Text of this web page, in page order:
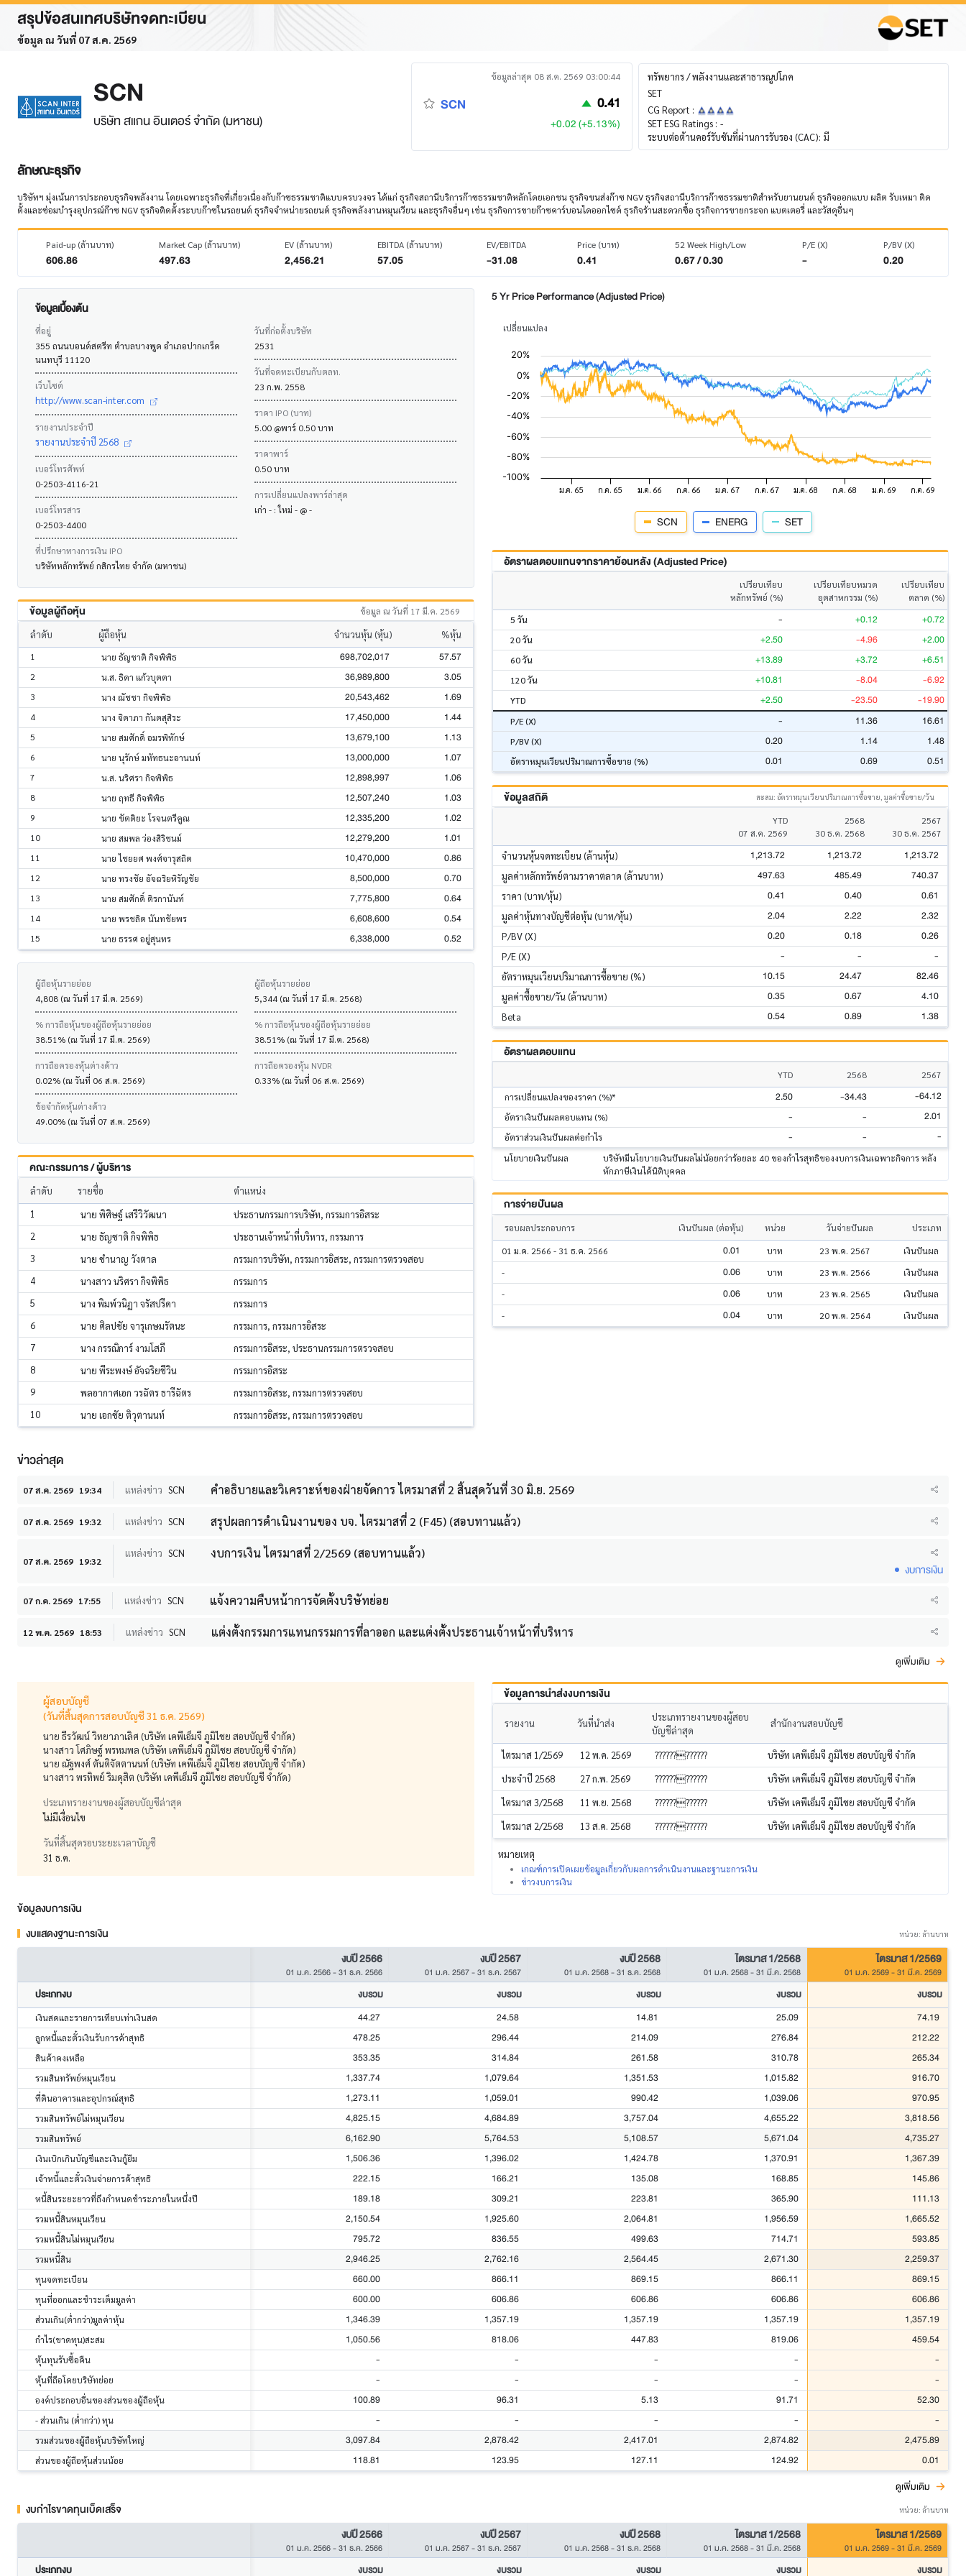
สรุปข้อสนเทศบริษัทจดทะเบียน
ข้อมูล ณ วันที่ 07 ส.ค. 2569
SCN
บริษัท สแกน อินเตอร์ จำกัด (มหาชน)
ข้อมูลล่าสุด 08 ส.ค. 2569 03:00:44
SCN 0.41
+0.02 (+5.13%)
ทรัพยากร / พลังงานและสาธารณูปโภค
SET
CG Report :
SET ESG Ratings : -
ระบบต่อต้านคอร์รับชันที่ผ่านการรับรอง (CAC): มี
ลักษณะธุรกิจ
บริษัทฯ มุ่งเน้นการประกอบธุรกิจพลังงาน โดยเฉพาะธุรกิจที่เกี่ยวเนื่องกับก๊าซธรรมชาติแบบครบวงจร ได้แก่ ธุรกิจสถานีบริการก๊าซธรรมชาติหลักโดยเอกชน ธุรกิจขนส่งก๊าซ NGV ธุรกิจสถานีบริการก๊าซธรรมชาติสำหรับยานยนต์ ธุรกิจออกแบบ ผลิต รับเหมา ติด
ตั้งและซ่อมบำรุงอุปกรณ์ก๊าซ NGV ธุรกิจติดตั้งระบบก๊าซในรถยนต์ ธุรกิจจำหน่ายรถยนต์ ธุรกิจพลังงานหมุนเวียน และธุรกิจอื่นๆ เช่น ธุรกิจการขายก๊าซคาร์บอนไดออกไซด์ ธุรกิจร้านสะดวกซื้อ ธุรกิจการขายกระจก แบตเตอรี่ และวัสดุอื่นๆ
Paid-up (ล้านบาท)
606.86
Market Cap (ล้านบาท)
497.63
EV (ล้านบาท)
2,456.21
EBITDA (ล้านบาท)
57.05
EV/EBITDA
-31.08
Price (บาท)
0.41
52 Week High/Low
0.67 / 0.30
P/E (X)
-
P/BV (X)
0.20
ข้อมูลเบื้องต้น
ที่อยู่
355 ถนนบอนด์สตรีท ตำบลบางพูด อำเภอปากเกร็ด
นนทบุรี 11120
เว็บไซต์
http://www.scan-inter.com
รายงานประจำปี
รายงานประจำปี 2568
เบอร์โทรศัพท์
0-2503-4116-21
เบอร์โทรสาร
0-2503-4400
ที่ปรึกษาทางการเงิน IPO
บริษัทหลักทรัพย์ กสิกรไทย จำกัด (มหาชน)
วันที่ก่อตั้งบริษัท
2531
วันที่จดทะเบียนกับตลท.
23 ก.พ. 2558
ราคา IPO (บาท)
5.00 @พาร์ 0.50 บาท
ราคาพาร์
0.50 บาท
การเปลี่ยนแปลงพาร์ล่าสุด
เก่า - : ใหม่ - @ -
ข้อมูลผู้ถือหุ้น ข้อมูล ณ วันที่ 17 มี.ค. 2569
ลำดับ ผู้ถือหุ้น จำนวนหุ้น (หุ้น) %หุ้น
1 นาย ธัญชาติ กิจพิพิธ 698,702,017 57.57
2 น.ส. ธิดา แก้วบุตตา 36,989,800 3.05
3 นาง ณัชชา กิจพิพิธ 20,543,462 1.69
4 นาง จิดาภา กันตสุสิระ 17,450,000 1.44
5 นาย สมศักดิ์ อมรพิทักษ์ 13,679,100 1.13
6 นาย นุรักษ์ มหัทธนะอานนท์ 13,000,000 1.07
7 น.ส. นริศรา กิจพิพิธ 12,898,997 1.06
8 นาย ฤทธี กิจพิพิธ 12,507,240 1.03
9 นาย ขัตติยะ โรจนตรีคูณ 12,335,200 1.02
10 นาย สมพล ว่องสิริชนม์ 12,279,200 1.01
11 นาย ไชยยศ พงศ์จารุสถิต 10,470,000 0.86
12 นาย ทรงชัย อัจฉริยหิรัญชัย 8,500,000 0.70
13 นาย สมศักดิ์ ติรกานันท์ 7,775,800 0.64
14 นาย พรชลิต นันทชัยพร 6,608,600 0.54
15 นาย ธรรศ อยู่สุนทร 6,338,000 0.52
ผู้ถือหุ้นรายย่อย
4,808 (ณ วันที่ 17 มี.ค. 2569)
% การถือหุ้นของผู้ถือหุ้นรายย่อย
38.51% (ณ วันที่ 17 มี.ค. 2569)
การถือครองหุ้นต่างด้าว
0.02% (ณ วันที่ 06 ส.ค. 2569)
ข้อจำกัดหุ้นต่างด้าว
49.00% (ณ วันที่ 07 ส.ค. 2569)
ผู้ถือหุ้นรายย่อย
5,344 (ณ วันที่ 17 มี.ค. 2568)
% การถือหุ้นของผู้ถือหุ้นรายย่อย
38.51% (ณ วันที่ 17 มี.ค. 2568)
การถือครองหุ้น NVDR
0.33% (ณ วันที่ 06 ส.ค. 2569)
คณะกรรมการ / ผู้บริหาร
ลำดับ รายชื่อ
ตำแหน่ง
1
นาย พิศิษฐ์ เสรีวิวัฒนา
ประธานกรรมการบริษัท, กรรมการอิสระ
2
นาย ธัญชาติ กิจพิพิธ
ประธานเจ้าหน้าที่บริหาร, กรรมการ
3
นาย ชำนาญ วังตาล
กรรมการบริษัท, กรรมการอิสระ, กรรมการตรวจสอบ
4
นางสาว นริศรา กิจพิพิธ
กรรมการ
5
นาง พิมพ์วนิฏา จรัสปรีดา
กรรมการ
6
นาย ศิลปชัย จารุเกษมรัตนะ
กรรมการ, กรรมการอิสระ
7
นาง กรรณิการ์ งามโสภี
กรรมการอิสระ, ประธานกรรมการตรวจสอบ
8
นาย พีระพงษ์ อัจฉริยชีวิน
กรรมการอิสระ
9
พลอากาศเอก วรฉัตร ธารีฉัตร
กรรมการอิสระ, กรรมการตรวจสอบ
10
นาย เอกชัย ติวุตานนท์ กรรมการอิสระ, กรรมการตรวจสอบ
5 Yr Price Performance (Adjusted Price)
เปลี่ยนแปลง
SCN ENERG SET
อัตราผลตอบแทนจากราคาย้อนหลัง (Adjusted Price)
เปรียบเทียบ
หลักทรัพย์ (%)
เปรียบเทียบหมวด
อุตสาหกรรม (%)
เปรียบเทียบ
ตลาด (%)
5 วัน
- +0.12 +0.72
20 วัน +2.50 -4.96 +2.00
60 วัน +13.89 +3.72 +6.51
120 วัน +10.81 -8.04 -6.92
YTD +2.50 -23.50 -19.90
P/E (X) - 11.36 16.61
P/BV (X) 0.20 1.14 1.48
อัตราหมุนเวียนปริมาณการซื้อขาย (%) 0.01 0.69 0.51
ข้อมูลสถิติ สะสม: อัตราหมุนเวียนปริมาณการซื้อขาย, มูลค่าซื้อขาย/วัน
YTD
07 ส.ค. 2569
2568
30 ธ.ค. 2568
2567
30 ธ.ค. 2567
จำนวนหุ้นจดทะเบียน (ล้านหุ้น) 1,213.72 1,213.72 1,213.72
มูลค่าหลักทรัพย์ตามราคาตลาด (ล้านบาท) 497.63 485.49 740.37
ราคา (บาท/หุ้น) 0.41 0.40 0.61
มูลค่าหุ้นทางบัญชีต่อหุ้น (บาท/หุ้น) 2.04 2.22 2.32
P/BV (X) 0.20 0.18 0.26
P/E (X) - - -
อัตราหมุนเวียนปริมาณการซื้อขาย (%) 10.15 24.47 82.46
มูลค่าซื้อขาย/วัน (ล้านบาท) 0.35 0.67 4.10
Beta 0.54 0.89 1.38
อัตราผลตอบแทน
YTD 2568
2567
การเปลี่ยนแปลงของราคา (%)*
2.50 -34.43 -64.12
อัตราเงินปันผลตอบแทน (%) - - 2.01
อัตราส่วนเงินปันผลต่อกำไร - - -
นโยบายเงินปันผล
บริษัทมีนโยบายเงินปันผลไม่น้อยกว่าร้อยละ 40 ของกําไรสุทธิของงบการเงินเฉพาะกิจการ หลัง
หักภาษีเงินได้นิติบุคคล
การจ่ายปันผล
รอบผลประกอบการ เงินปันผล (ต่อหุ้น) หน่วย วันจ่ายปันผล
ประเภท
01 ม.ค. 2566 - 31 ธ.ค. 2566
0.01 บาท 23 พ.ค. 2567
เงินปันผล
-
0.06 บาท 23 พ.ค. 2566
เงินปันผล
-
0.06 บาท 23 พ.ค. 2565
เงินปันผล
-
0.04 บาท 20 พ.ค. 2564 เงินปันผล
ข่าวล่าสุด
07 ส.ค. 2569 19:34 แหล่งข่าว SCN คำอธิบายและวิเคราะห์ของฝ่ายจัดการ ไตรมาสที่ 2 สิ้นสุดวันที่ 30 มิ.ย. 2569
07 ส.ค. 2569 19:32 แหล่งข่าว SCN สรุปผลการดำเนินงานของ บจ. ไตรมาสที่ 2 (F45) (สอบทานแล้ว)
07 ส.ค. 2569 19:32
แหล่งข่าว SCN งบการเงิน ไตรมาสที่ 2/2569 (สอบทานแล้ว)
งบการเงิน
07 ก.ค. 2569 17:55 แหล่งข่าว SCN แจ้งความคืบหน้าการจัดตั้งบริษัทย่อย
12 พ.ค. 2569 18:53 แหล่งข่าว SCN แต่งตั้งกรรมการแทนกรรมการที่ลาออก และแต่งตั้งประธานเจ้าหน้าที่บริหาร
ดูเพิ่มเติม
ผู้สอบบัญชี
(วันที่สิ้นสุดการสอบบัญชี 31 ธ.ค. 2569)
นาย ธีรวัฒน์ วิทยาภาเลิศ (บริษัท เคพีเอ็มจี ภูมิไชย สอบบัญชี จำกัด)
นางสาว โศภิษฐ์ พรหมพล (บริษัท เคพีเอ็มจี ภูมิไชย สอบบัญชี จำกัด)
นาย ณัฐพงศ์ ตันติจัตตานนท์ (บริษัท เคพีเอ็มจี ภูมิไชย สอบบัญชี จำกัด)
นางสาว พรทิพย์ ริมดุสิต (บริษัท เคพีเอ็มจี ภูมิไชย สอบบัญชี จำกัด)
ประเภทรายงานของผู้สอบบัญชีล่าสุด
ไม่มีเงื่อนไข
วันที่สิ้นสุดรอบระยะเวลาบัญชี
31 ธ.ค.
ข้อมูลการนำส่งงบการเงิน
รายงาน วันที่นำส่ง
ประเภทรายงานของผู้สอบ
บัญชีล่าสุด
สำนักงานสอบบัญชี
ไตรมาส 1/2569 12 พ.ค. 2569 ????????????
บริษัท เคพีเอ็มจี ภูมิไชย สอบบัญชี จำกัด
ประจำปี 2568
27 ก.พ. 2569 ????????????
บริษัท เคพีเอ็มจี ภูมิไชย สอบบัญชี จำกัด
ไตรมาส 3/2568
11 พ.ย. 2568 ????????????
บริษัท เคพีเอ็มจี ภูมิไชย สอบบัญชี จำกัด
ไตรมาส 2/2568
13 ส.ค. 2568 ???????????? บริษัท เคพีเอ็มจี ภูมิไชย สอบบัญชี จำกัด
หมายเหตุ
เกณฑ์การเปิดเผยข้อมูลเกี่ยวกับผลการดำเนินงานและฐานะการเงิน
ข่าวงบการเงิน
ข้อมูลงบการเงิน
งบแสดงฐานะการเงิน
หน่วย: ล้านบาท
งบปี 2566
01 ม.ค. 2566-31 ธ.ค. 2566
งบปี 2567
01 ม.ค. 2567-31 ธ.ค. 2567
งบปี 2568
01 ม.ค. 2568-31 ธ.ค. 2568
ไตรมาส 1/2568
01 ม.ค. 2568-31 มี.ค. 2568
ไตรมาส 1/2569
01 ม.ค. 2569-31 มี.ค. 2569
ประเภทงบ งบรวม งบรวม งบรวม งบรวม งบรวม
เงินสดและรายการเทียบเท่าเงินสด 44.27 24.58 14.81 25.09 74.19
ลูกหนี้และตั๋วเงินรับการค้าสุทธิ 478.25 296.44 214.09 276.84 212.22
สินค้าคงเหลือ 353.35 314.84 261.58 310.78 265.34
รวมสินทรัพย์หมุนเวียน 1,337.74 1,079.64 1,351.53 1,015.82 916.70
ที่ดินอาคารและอุปกรณ์สุทธิ 1,273.11 1,059.01 990.42 1,039.06 970.95
รวมสินทรัพย์ไม่หมุนเวียน 4,825.15 4,684.89 3,757.04 4,655.22 3,818.56
รวมสินทรัพย์ 6,162.90 5,764.53 5,108.57 5,671.04 4,735.27
เงินเบิกเกินบัญชีและเงินกู้ยืม 1,506.36 1,396.02 1,424.78 1,370.91 1,367.39
เจ้าหนี้และตั๋วเงินจ่ายการค้าสุทธิ 222.15 166.21 135.08 168.85 145.86
หนี้สินระยะยาวที่ถึงกำหนดชำระภายในหนึ่งปี 189.18 309.21 223.81 365.90 111.13
รวมหนี้สินหมุนเวียน 2,150.54 1,925.60 2,064.81 1,956.59 1,665.52
รวมหนี้สินไม่หมุนเวียน 795.72 836.55 499.63 714.71 593.85
รวมหนี้สิน 2,946.25 2,762.16 2,564.45 2,671.30 2,259.37
ทุนจดทะเบียน 660.00 866.11 869.15 866.11 869.15
ทุนที่ออกและชำระเต็มมูลค่า 600.00 606.86 606.86 606.86 606.86
ส่วนเกิน(ต่ำกว่า)มูลค่าหุ้น 1,346.39 1,357.19 1,357.19 1,357.19 1,357.19
กำไร(ขาดทุน)สะสม 1,050.56 818.06 447.83 819.06 459.54
หุ้นทุนรับซื้อคืน - - - - -
หุ้นที่ถือโดยบริษัทย่อย - - - - -
องค์ประกอบอื่นของส่วนของผู้ถือหุ้น 100.89 96.31 5.13 91.71 52.30
- ส่วนเกิน (ต่ำกว่า) ทุน - - - - -
รวมส่วนของผู้ถือหุ้นบริษัทใหญ่ 3,097.84 2,878.42 2,417.01 2,874.82 2,475.89
ส่วนของผู้ถือหุ้นส่วนน้อย 118.81 123.95 127.11 124.92
0.01
ดูเพิ่มเติม
งบกำไรขาดทุนเบ็ดเสร็จ หน่วย: ล้านบาท
งบปี 2566
01 ม.ค. 2566-31 ธ.ค. 2566
งบปี 2567
01 ม.ค. 2567-31 ธ.ค. 2567
งบปี 2568
01 ม.ค. 2568-31 ธ.ค. 2568
ไตรมาส 1/2568
01 ม.ค. 2568-31 มี.ค. 2568
ไตรมาส 1/2569
01 ม.ค. 2569-31 มี.ค. 2569
ประเภทงบ งบรวม งบรวม งบรวม งบรวม งบรวม